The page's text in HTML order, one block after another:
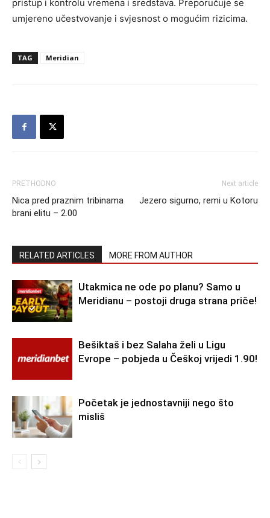
pristup i kontrolu vremena i sredstava. Preporučuje se
umjereno učestvovanje i svjesnost o mogućim rizicima.
TAG Meridian
PRETHODNO
Nica pred praznim tribinama
brani elitu – 2.00
Next article
Jezero sigurno, remi u Kotoru
RELATED ARTICLES MORE FROM AUTHOR
Utakmica ne ode po planu? Samo u
Meridianu – postoji druga strana priče!
Bešiktaš i bez Salaha želi u Ligu
Evrope – pobjeda u Češkoj vrijedi 1.90!
Početak je jednostavniji nego što
misliš